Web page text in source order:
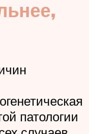
патологии